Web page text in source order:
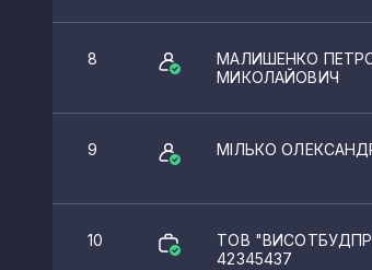
8
МАЛИШЕНКО
МИКОЛАЙОВИЧ
9 МІЛЬКО
10 ТОВ
42345437